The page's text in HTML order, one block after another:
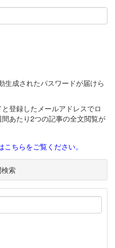
生成されたパスワードが届けら
登録したメールアドレスでロ
あたり2つの記事の全文閲覧が
ちらをご覧ください。
索